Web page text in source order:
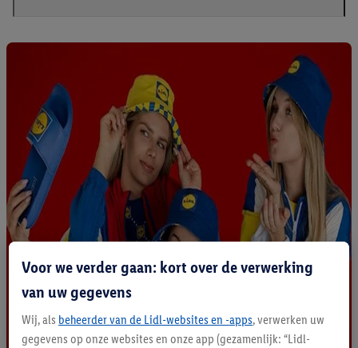
Voor we verder gaan: kort over de verwerking
van uw gegevens
Wij, als beheerder van de Lidl-websites en -apps, verwerken uw
gegevens op onze websites en onze app (gezamenlijk: “Lidl-